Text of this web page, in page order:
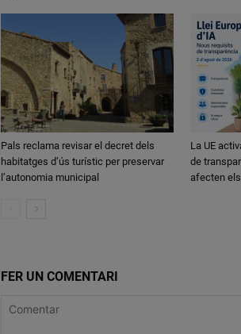
Pals reclama revisar el decret dels
habitatges d’ús turístic per preservar
l’autonomia municipal
La UE
de
afecten
FER UN COMENTARI